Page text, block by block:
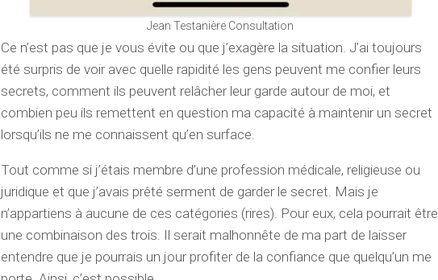
Jean Testanière Consultation
Ce n’est pas que je vous évite ou que j’exagère la situation. J’ai toujours
été surpris de voir avec quelle rapidité les gens peuvent me confier leurs
secrets, comment ils peuvent relâcher leur garde autour de moi, et
combien peu ils remettent en question ma capacité à maintenir un secret
lorsqu’ils ne me connaissent qu’en surface.
Tout comme si j’étais membre d’une profession médicale, religieuse ou
juridique et que j’avais prêté serment de garder le secret. Mais je
n’appartiens à aucune de ces catégories (rires). Pour eux, cela pourrait être
une combinaison des trois. Il serait malhonnête de ma part de laisser
entendre que je pourrais un jour profiter de la confiance que quelqu’un me